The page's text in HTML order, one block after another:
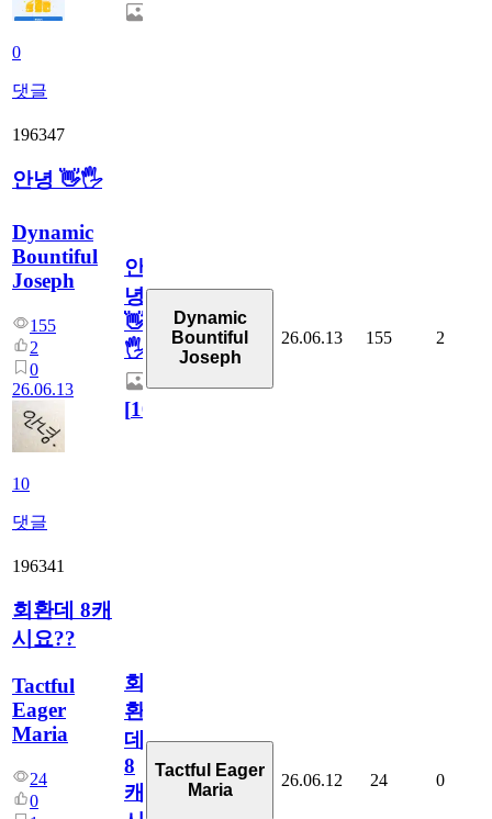
0
댓글
196347
안녕 👋🖐
Dynamic
Bountiful
Joseph
155
2
0
26.06.13
10
댓글
안
녕
👋
🖐
[10
Dynamic
Bountiful
Joseph
26.06.13 155 2
196341
회환데 8캐
시요??
Tactful
Eager
Maria
24
0
회
환
데
8
캐
Tactful Eager
Maria
26.06.12 24 0